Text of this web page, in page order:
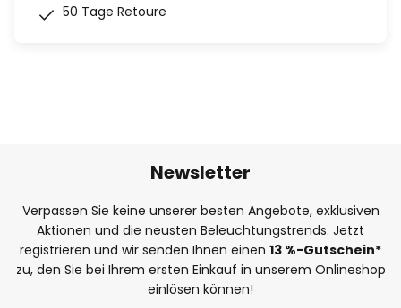
50 Tage Retoure
Newsletter
Verpassen Sie keine unserer besten Angebote, exklusiven
Aktionen und die neusten Beleuchtungstrends. Jetzt
registrieren und wir senden Ihnen einen 13 %-Gutschein*
zu, den Sie bei Ihrem ersten Einkauf in unserem Onlineshop
einlösen können!